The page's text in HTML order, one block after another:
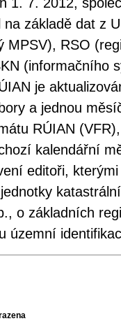
základě dat z
MPSV), RSO
(informačního
je
a jednou
RÚIAN
kalendářní
editoři,
o základních
územní